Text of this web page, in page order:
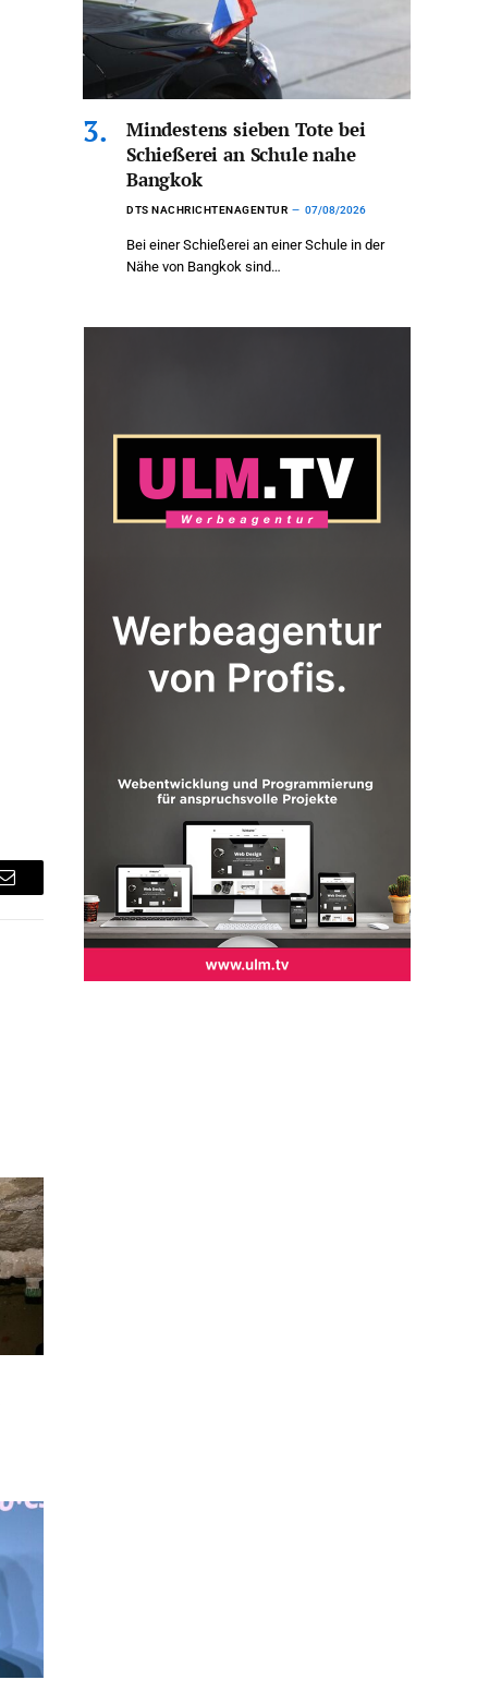
Email
Mindestens sieben Tote bei
Schießerei an Schule nahe
Bangkok
DTS NACHRICHTENAGENTUR 07/08/2026
Bei einer Schießerei an einer Schule in der
Nähe von Bangkok sind…